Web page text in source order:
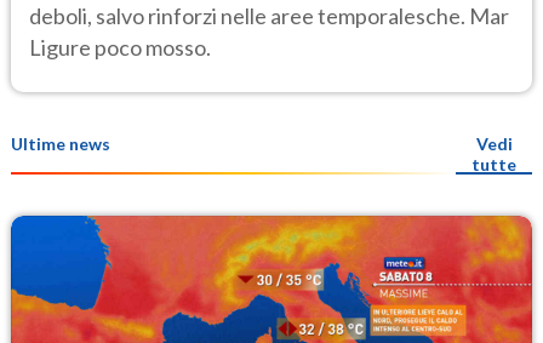
deboli, salvo rinforzi nelle aree temporalesche. Mar
Ligure poco mosso.
Ultime news
Vedi
tutte